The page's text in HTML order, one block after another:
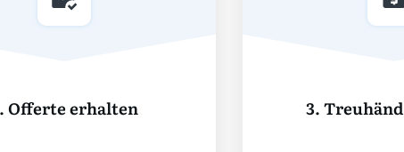
Offerte erhalten 3.